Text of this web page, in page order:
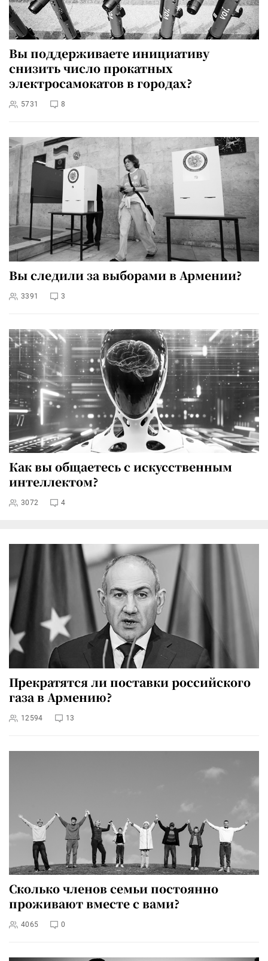
Вы поддерживаете инициативу
снизить число прокатных
электросамокатов в городах?
5731 8
Вы следили за выборами в Армении?
3391 3
Как вы общаетесь с искусственным
интеллектом?
3072 4
Прекратятся ли поставки российского
газа в Армению?
12594 13
Сколько членов семьи постоянно
проживают вместе с вами?
4065 0